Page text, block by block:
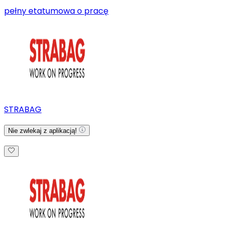
pełny etatumowa o pracę
STRABAG
Nie zwlekaj z aplikacją!